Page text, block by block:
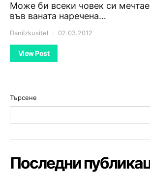
Може би всеки човек си
във ваната наречена…
DaniIzkusitel 02.03.2012
View Post
Търсене
Последни